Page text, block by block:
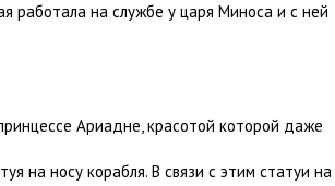
работала на службе у царя Миноса и с ней
Ариадне, красотой которой даже
на носу корабля. В связи с этим статуи на